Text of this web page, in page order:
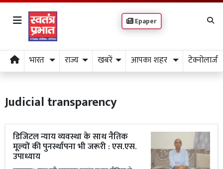
Epaper
भारत राज्य खबरें आपका शहर टेक्नोलाजी
Judicial transparency
डिजिटल न्याय व्यवस्था के साथ नैतिक
मूल्यों की पुनर्स्थापना भी जरूरी : एस.एस.
उपाध्याय